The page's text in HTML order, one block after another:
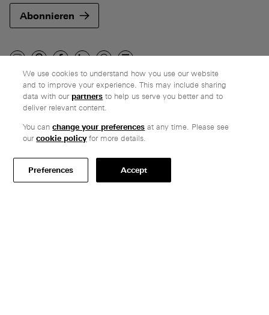
Abonnieren
Unternehmen
Ethos
Ehrliche Preise
Kundenkommentare
Kundenservice
We use cookies to understand how you use our website
and to improve your experience. This may include sharing
data with ourpartners to help us serve you better and to
deliver relevant content.
You canchange your preferences at any time. Please see
ourcookie policyfor more details.
Preferences Accept